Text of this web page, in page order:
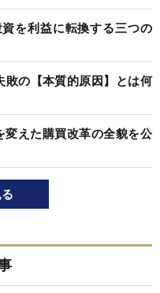
を利益に転換する三つの
の【本質的原因】とは何
えた購買改革の全貌を公